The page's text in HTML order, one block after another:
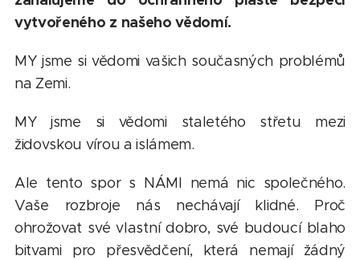
vytvořeného z našeho vědomí.
MY jsme si vědomi vašich současných problémů
na Zemi.
MY jsme si vědomi staletého střetu mezi
židovskou vírou a islámem.
Ale tento spor s NÁMI nemá nic společného.
Vaše rozbroje nás nechávají klidné. Proč
ohrožovat své vlastní dobro, své budoucí blaho
bitvami pro přesvědčení, která nemají žádný